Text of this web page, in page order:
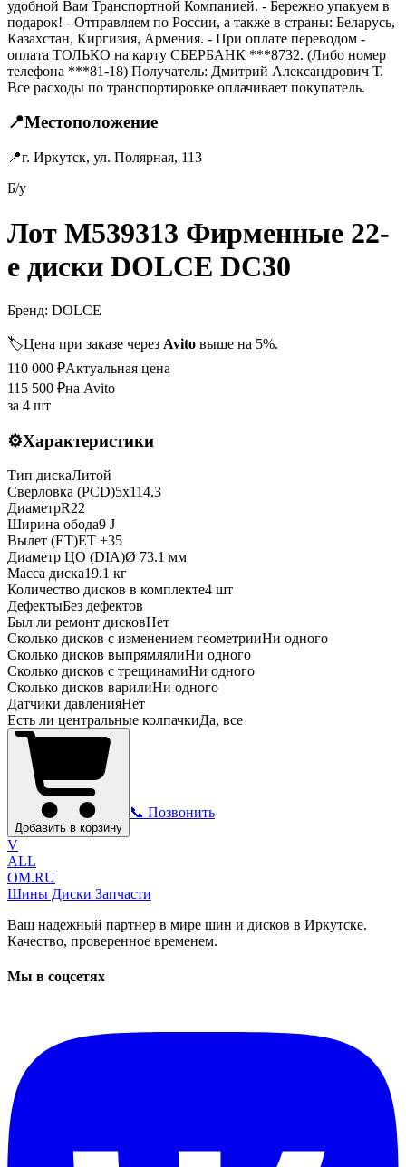
удобной Вам Транспортной Компанией. - Бережно упакуем в
подарок! - Отправляем по России, а также в страны: Беларусь,
Казахстан, Киргизия, Армения. - При оплате переводом -
оплата ТОЛЬКО на карту СБЕРБАНК ***8732. (Либо номер
телефона ***81-18) Получатель: Дмитрий Александрович Т.
Все расходы по транспортировке оплачивает покупатель.
📍Местоположение
📍г. Иркутск, ул. Полярная, 113
Б/у
Лот M539313 Фирменные 22-
е диски DOLCE DC30
Бренд: DOLCE
🏷️Цена при заказе через Avito выше на 5%.
110 000 ₽Актуальная цена
115 500 ₽на Avito
за 4 шт
⚙️Характеристики
Тип дискаЛитой
Сверловка (PCD)5x114.3
ДиаметрR22
Ширина обода9 J
Вылет (ET)ET +35
Диаметр ЦО (DIA)Ø 73.1 мм
Масса диска19.1 кг
Количество дисков в комплекте4 шт
ДефектыБез дефектов
Был ли ремонт дисковНет
Сколько дисков с изменением геометрииНи одного
Сколько дисков выпрямлялиНи одного
Сколько дисков с трещинамиНи одного
Сколько дисков варилиНи одного
Датчики давленияНет
Есть ли центральные колпачкиДа, все
Добавить в корзину
📞 Позвонить
V
ALL
OM.RU
Шины Диски Запчасти
Ваш надежный партнер в мире шин и дисков в Иркутске.
Качество, проверенное временем.
Мы в соцсетях